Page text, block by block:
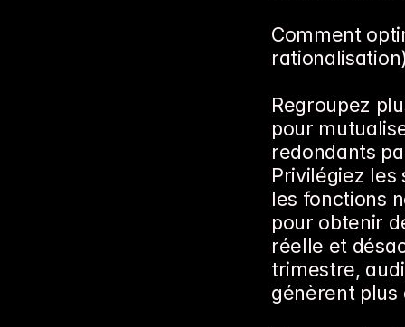
Comment
Regroupez
pour
redondants
Privilégiez
les fonctions
pour obtenir
réelle et
trimestre,
génèrent plus